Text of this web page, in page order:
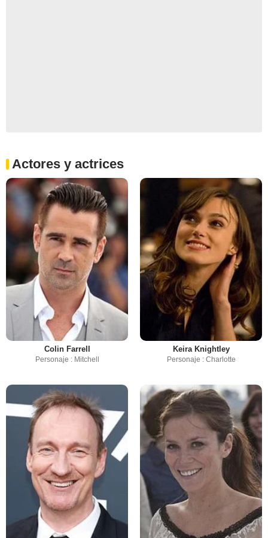
Actores y actrices
Colin Farrell
Personaje : Mitchell
Keira Knightley
Personaje : Charlotte